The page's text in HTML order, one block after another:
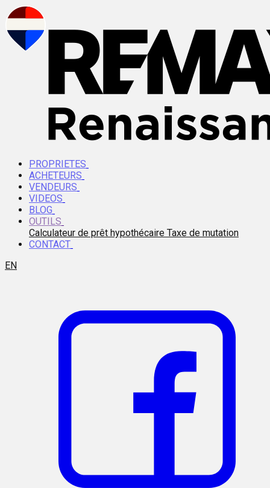
PROPRIETES
ACHETEURS
VENDEURS
VIDEOS
BLOG
OUTILS
Calculateur de prêt hypothécaire Taxe de mutation
CONTACT
EN